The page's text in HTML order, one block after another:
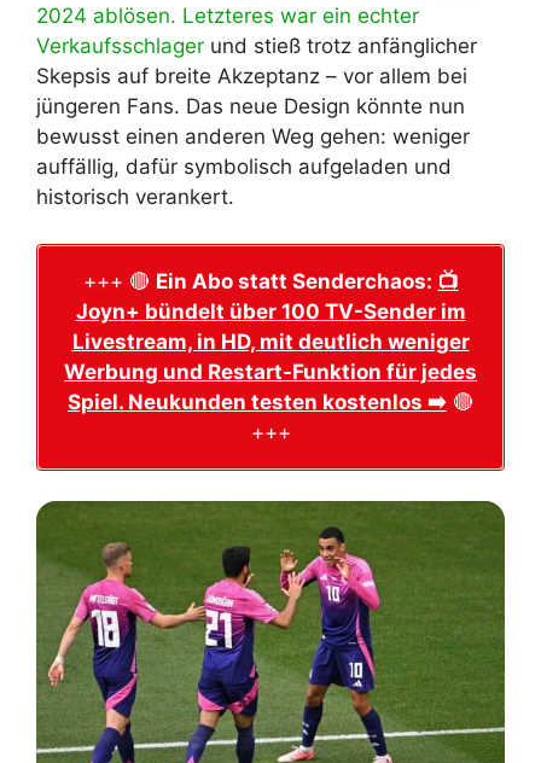
2024 ablösen. Letzteres war ein echter
Verkaufsschlager und stieß trotz anfänglicher
Skepsis auf breite Akzeptanz – vor allem bei
jüngeren Fans. Das neue Design könnte nun
bewusst einen anderen Weg gehen: weniger
auffällig, dafür symbolisch aufgeladen und
historisch verankert.
+++ 🔴 Ein Abo statt Senderchaos: 📺
Joyn+ bündelt über 100 TV-Sender im
Livestream, in HD, mit deutlich weniger
Werbung und Restart-Funktion für jedes
Spiel. Neukunden testen kostenlos ➡️ 🔴
+++